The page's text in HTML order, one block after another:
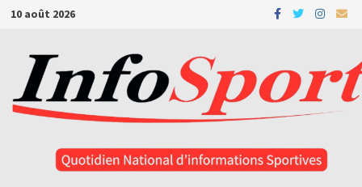
Passer
contenu
10 août 2026